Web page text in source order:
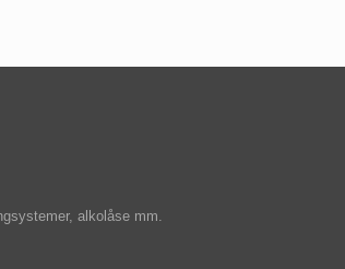
alkolåse mm.